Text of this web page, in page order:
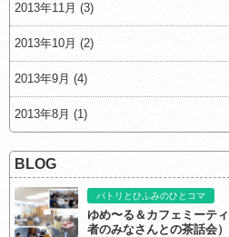
2013年11月 (3)
2013年10月 (2)
2013年9月 (4)
2013年8月 (1)
BLOG
パトリとひふみのひとコマ
ゆめ〜る＆カフェミーテ
者のみなさんとの茶話会）